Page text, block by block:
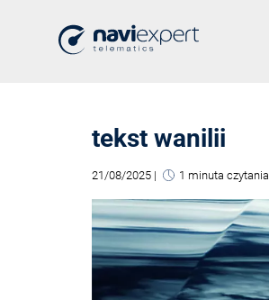
tekst wanilii
21/08/2025 | 1 minuta czytania